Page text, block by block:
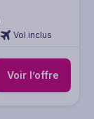
Vol inclus
Voir l’offre